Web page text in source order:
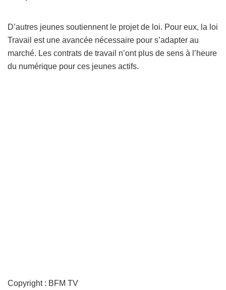
D’autres jeunes soutiennent le projet de loi. Pour eux, la loi
Travail est une avancée nécessaire pour s’adapter au
marché. Les contrats de travail n’ont plus de sens à l’heure
du numérique pour ces jeunes actifs.
Copyright : BFM TV